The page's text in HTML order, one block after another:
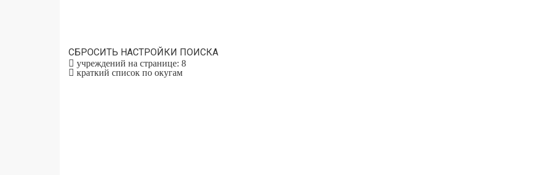
СБРОСИТЬ НАСТРОЙКИ ПОИСКА
учреждений на странице: 8
краткий список по окугам